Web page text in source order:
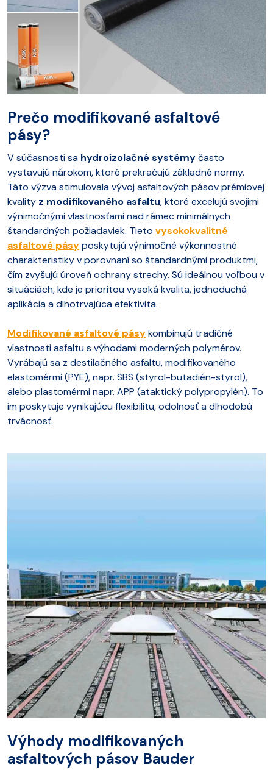
Prečo modifikované asfaltové
pásy?
V súčasnosti sa hydroizolačné systémyčasto
vystavujú nárokom, ktoré prekračujú základné normy.
Táto výzva stimulovala vývoj asfaltových pásov prémiovej
kvality z modifikovaného asfaltu, ktoré excelujú svojimi
výnimočnými vlastnosťami nad rámec minimálnych
štandardných požiadaviek. Tieto vysokokvalitné
asfaltové pásyposkytujú výnimočné výkonnostné
charakteristiky v porovnaní so štandardnými produktmi,
čím zvyšujú úroveň ochrany strechy. Sú ideálnou voľbou v
situáciách, kde je prioritou vysoká kvalita, jednoduchá
aplikácia a dlhotrvajúca efektivita.
Modifikované asfaltové pásykombinujú tradičné
vlastnosti asfaltu s výhodami moderných polymérov.
Vyrábajú sa z destilačného asfaltu, modifikovaného
elastomérmi (PYE), napr. SBS (styrol-butadién-styrol),
alebo plastomérmi napr. APP (ataktický polypropylén). To
im poskytuje vynikajúcu flexibilitu, odolnosť a dlhodobú
trvácnosť.
Výhody modifikovaných
asfaltových pásov Bauder